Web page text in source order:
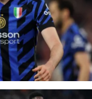
retrouve au cœur
Mourinho, le Real
majeurs.